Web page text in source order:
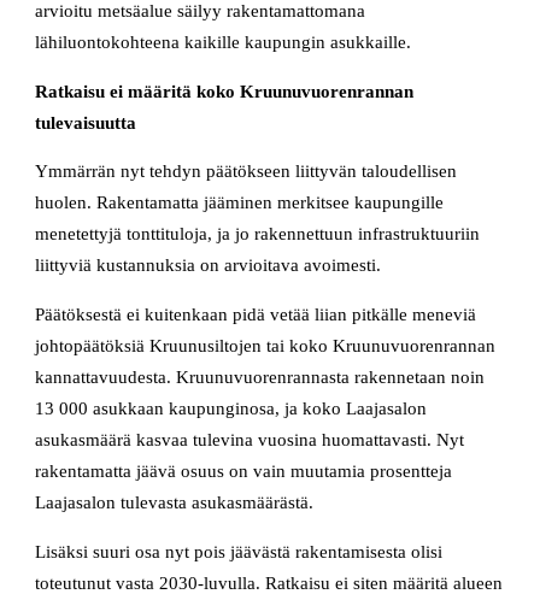
arvioitu metsäalue säilyy rakentamattomana
lähiluontokohteena kaikille kaupungin asukkaille.
Ratkaisu ei määritä koko Kruunuvuorenrannan
tulevaisuutta
Ymmärrän nyt tehdyn päätökseen liittyvän taloudellisen
huolen. Rakentamatta jääminen merkitsee kaupungille
menetettyjä tonttituloja, ja jo rakennettuun infrastruktuuriin
liittyviä kustannuksia on arvioitava avoimesti.
Päätöksestä ei kuitenkaan pidä vetää liian pitkälle meneviä
johtopäätöksiä Kruunusiltojen tai koko Kruunuvuorenrannan
kannattavuudesta. Kruunuvuorenrannasta rakennetaan noin
13 000 asukkaan kaupunginosa, ja koko Laajasalon
asukasmäärä kasvaa tulevina vuosina huomattavasti. Nyt
rakentamatta jäävä osuus on vain muutamia prosentteja
Laajasalon tulevasta asukasmäärästä.
Lisäksi suuri osa nyt pois jäävästä rakentamisesta olisi
toteutunut vasta 2030-luvulla. Ratkaisu ei siten määritä alueen